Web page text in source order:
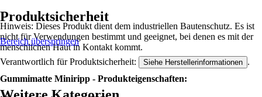
Hinweis: Dieses Produkt dient dem industriellen Bautenschutz. Es ist
nicht für Verwendungen bestimmt und geeignet, bei denen es mit der
menschlichen Haut in Kontakt kommt.
Gummimatte Miniripp - Produkteigenschaften:
Produktsicherheit
Bereich überspringen
Verantwortlich für Produktsicherheit: Siehe Herstellerinformationen .